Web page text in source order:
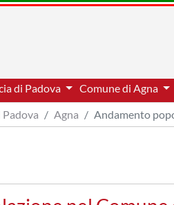
di Padova Comune di Agna
Agna Andamento